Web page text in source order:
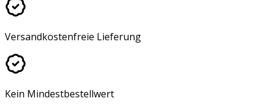
Versandkostenfreie Lieferung
Kein Mindestbestellwert